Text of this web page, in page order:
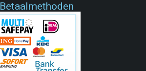
Betaalmethoden